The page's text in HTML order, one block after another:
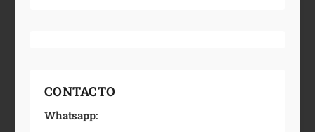
CONTACTO
Whatsapp: